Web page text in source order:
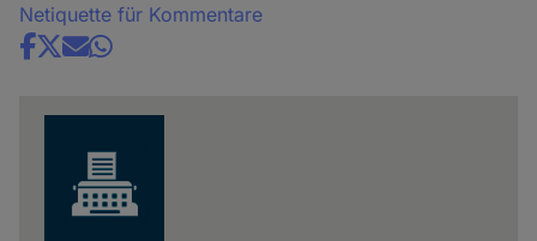
Netiquette für Kommentare
Share